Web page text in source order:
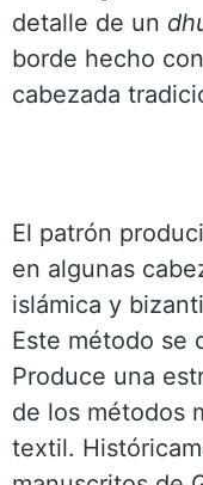
detalle de un
borde hecho
cabezada
El patrón
en algunas
islámica y
Este método se
Produce una
de los métodos
textil.